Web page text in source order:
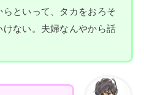
らといって、タカをおろそ
けない。夫婦なんやから話